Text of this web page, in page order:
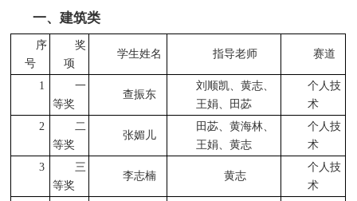
一、建筑类
序
号
奖
项
学生姓名 指导老师 赛道
1
一
等奖
查振东
刘顺凯、黄志、
王娟、田苾
个人技
术
2
二
等奖
张媚儿
田苾、黄海林、
王娟、黄志
个人技
术
3
三
等奖
李志楠 黄志
个人技
术